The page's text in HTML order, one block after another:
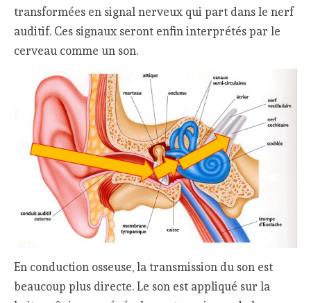
transformées en signal nerveux qui part dans le nerf
auditif. Ces signaux seront enfin interprétés par le
cerveau comme un son.
En conduction osseuse, la transmission du son est
beaucoup plus directe. Le son est appliqué sur la